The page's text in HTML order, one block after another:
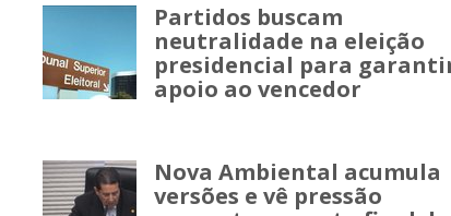
Partidos buscam
neutralidade na eleição
presidencial para
apoio ao vencedor
Nova Ambiental acumula
versões e vê pressão